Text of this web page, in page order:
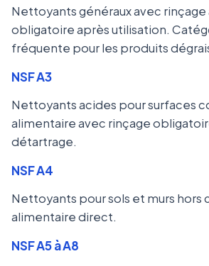
Nettoyants généraux avec
obligatoire après utilisation.
fréquente pour les produits
NSF A3
Nettoyants acides pour surfaces
alimentaire avec rinçage
détartrage.
NSF A4
Nettoyants pour sols et murs hors
alimentaire direct.
NSF A5 à A8